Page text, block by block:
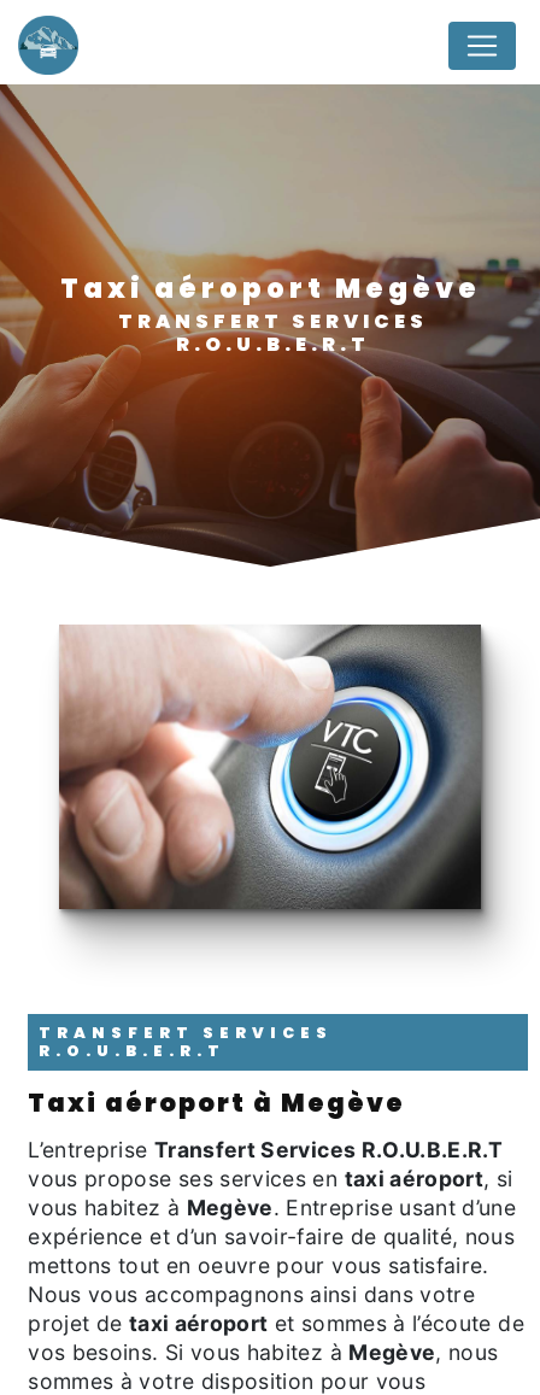
taxi aéroport Megève
TRANSFERT SERVICES
R.O.U.B.E.R.T
TRANSFERT SERVICES
R.O.U.B.E.R.T
taxi aéroport à Megève
L’entreprise Transfert Services R.O.U.B.E.R.T
vous propose ses services en taxi aéroport, si
vous habitez à Megève. Entreprise usant d’une
expérience et d’un savoir-faire de qualité, nous
mettons tout en oeuvre pour vous satisfaire.
Nous vous accompagnons ainsi dans votre
projet de taxi aéroport et sommes à l’écoute de
vos besoins. Si vous habitez à Megève, nous
sommes à votre disposition pour vous
Panneau de gestion des cookies